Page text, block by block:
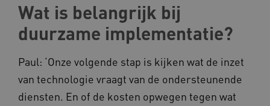
Wat is belangrijk bij
duurzame implementatie?
Paul: ‘Onze volgende stap is kijken wat de inzet
van technologie vraagt van de ondersteunende
diensten. En of de kosten opwegen tegen wat
_ga_NWZZME161M
Amazon.com Inc.
a594.kennispleingehandicaptensector.nl